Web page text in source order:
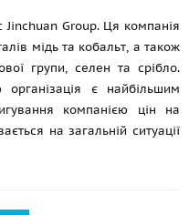
Jinchuan Group. Ця компанія
мідь та кобальт, а також
групи, селен та срібло.
є найбільшим
компанією цін на
на загальній ситуації